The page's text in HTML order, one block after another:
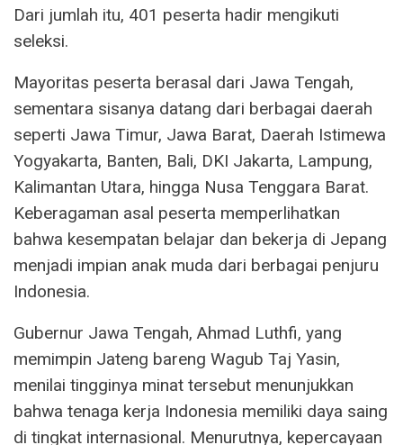
Dari jumlah itu, 401 peserta hadir mengikuti
seleksi.
Mayoritas peserta berasal dari Jawa Tengah,
sementara sisanya datang dari berbagai daerah
seperti Jawa Timur, Jawa Barat, Daerah Istimewa
Yogyakarta, Banten, Bali, DKI Jakarta, Lampung,
Kalimantan Utara, hingga Nusa Tenggara Barat.
Keberagaman asal peserta memperlihatkan
bahwa kesempatan belajar dan bekerja di Jepang
menjadi impian anak muda dari berbagai penjuru
Indonesia.
Gubernur Jawa Tengah, Ahmad Luthfi, yang
memimpin Jateng bareng Wagub Taj Yasin,
menilai tingginya minat tersebut menunjukkan
bahwa tenaga kerja Indonesia memiliki daya saing
di tingkat internasional. Menurutnya, kepercayaan